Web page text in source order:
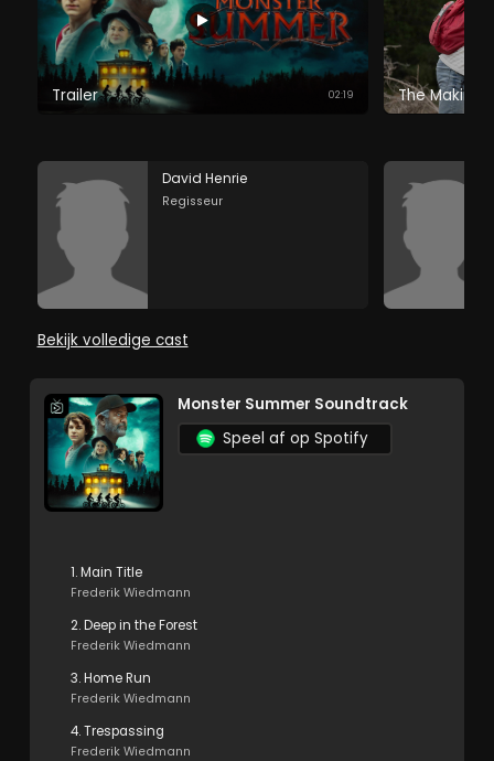
Trailer 02:19 The
David Henrie
Regisseur
Bekijk volledige cast
Monster Summer Soundtrack
Speel af op Spotify
1. Main Title
Frederik Wiedmann
2. Deep in the Forest
Frederik Wiedmann
3. Home Run
Frederik Wiedmann
4. Trespassing
Frederik Wiedmann